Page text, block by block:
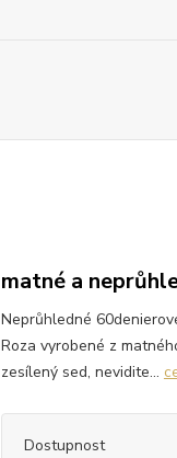
matné a
Neprůhledné
Roza vyrobené z
zesílený sed, nevidite...
Dostupnost